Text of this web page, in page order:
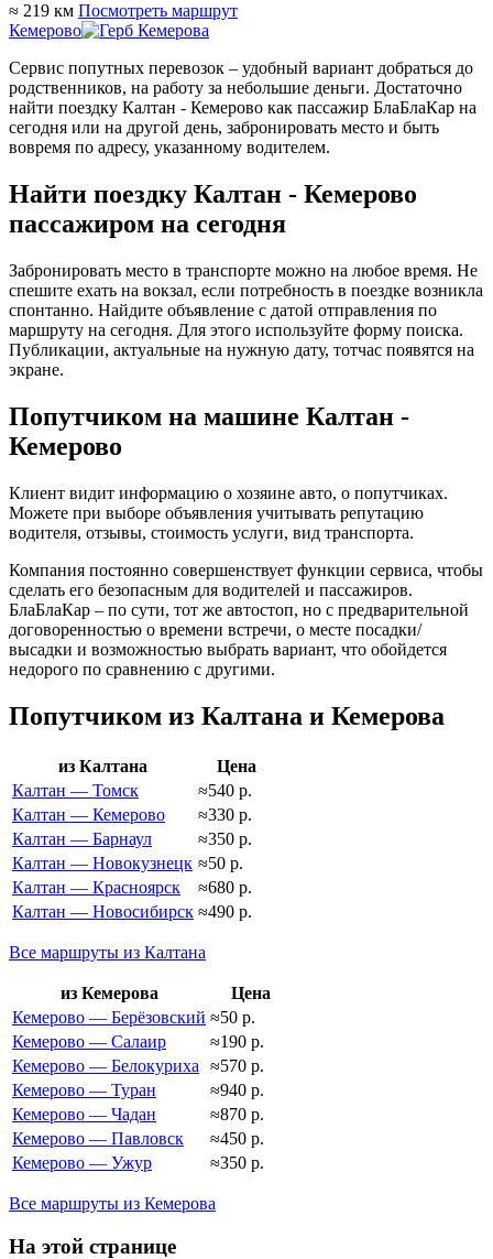
≈ 219 км Посмотреть маршрут
Кемерово
Сервис попутных перевозок – удобный вариант добраться до
родственников, на работу за небольшие деньги. Достаточно
найти поездку Калтан - Кемерово как пассажир БлаБлаКар на
сегодня или на другой день, забронировать место и быть
вовремя по адресу, указанному водителем.
Найти поездку Калтан - Кемерово
пассажиром на сегодня
Забронировать место в транспорте можно на любое время. Не
спешите ехать на вокзал, если потребность в поездке возникла
спонтанно. Найдите объявление с датой отправления по
маршруту на сегодня. Для этого используйте форму поиска.
Публикации, актуальные на нужную дату, тотчас появятся на
экране.
Попутчиком на машине Калтан -
Кемерово
Клиент видит информацию о хозяине авто, о попутчиках.
Можете при выборе объявления учитывать репутацию
водителя, отзывы, стоимость услуги, вид транспорта.
Компания постоянно совершенствует функции сервиса, чтобы
сделать его безопасным для водителей и пассажиров.
БлаБлаКар – по сути, тот же автостоп, но с предварительной
договоренностью о времени встречи, о месте посадки/
высадки и возможностью выбрать вариант, что обойдется
недорого по сравнению с другими.
Попутчиком из Калтана и Кемерова
из Калтана
Цена
Калтан — Томск
≈540 р.
Калтан — Кемерово
≈330 р.
Калтан — Барнаул
≈350 р.
Калтан — Новокузнецк ≈50 р.
Калтан — Красноярск
≈680 р.
Калтан — Новосибирск ≈490 р.
Все маршруты из Калтана
из Кемерова
Цена
Кемерово — Берёзовский ≈50 р.
Кемерово — Салаир
≈190 р.
Кемерово — Белокуриха
≈570 р.
Кемерово — Туран
≈940 р.
Кемерово — Чадан
≈870 р.
Кемерово — Павловск
≈450 р.
Кемерово — Ужур
≈350 р.
Все маршруты из Кемерова
На этой странице